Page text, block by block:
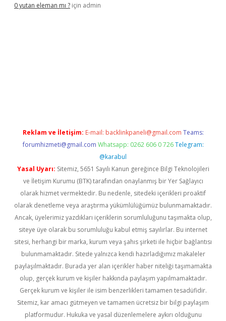
0 yutan eleman mı ? için admin
Reklam ve İletişim: E-mail: backlinkpaneli@gmail.com Teams:
forumhizmeti@gmail.com Whatsapp: 0262 606 0 726 Telegram:
@karabul
Yasal Uyarı: Sitemiz, 5651 Sayılı Kanun gereğince Bilgi Teknolojileri
ve İletişim Kurumu (BTK) tarafından onaylanmış bir Yer Sağlayıcı
olarak hizmet vermektedir. Bu nedenle, sitedeki içerikleri proaktif
olarak denetleme veya araştırma yükümlülüğümüz bulunmamaktadır.
Ancak, üyelerimiz yazdıkları içeriklerin sorumluluğunu taşımakta olup,
siteye üye olarak bu sorumluluğu kabul etmiş sayılırlar. Bu internet
sitesi, herhangi bir marka, kurum veya şahıs şirketi ile hiçbir bağlantısı
bulunmamaktadır. Sitede yalnızca kendi hazırladığımız makaleler
paylaşılmaktadır. Burada yer alan içerikler haber niteliği taşımamakta
olup, gerçek kurum ve kişiler hakkında paylaşım yapılmamaktadır.
Gerçek kurum ve kişiler ile isim benzerlikleri tamamen tesadüfidir.
Sitemiz, kar amacı gütmeyen ve tamamen ücretsiz bir bilgi paylaşım
platformudur. Hukuka ve yasal düzenlemelere aykırı olduğunu